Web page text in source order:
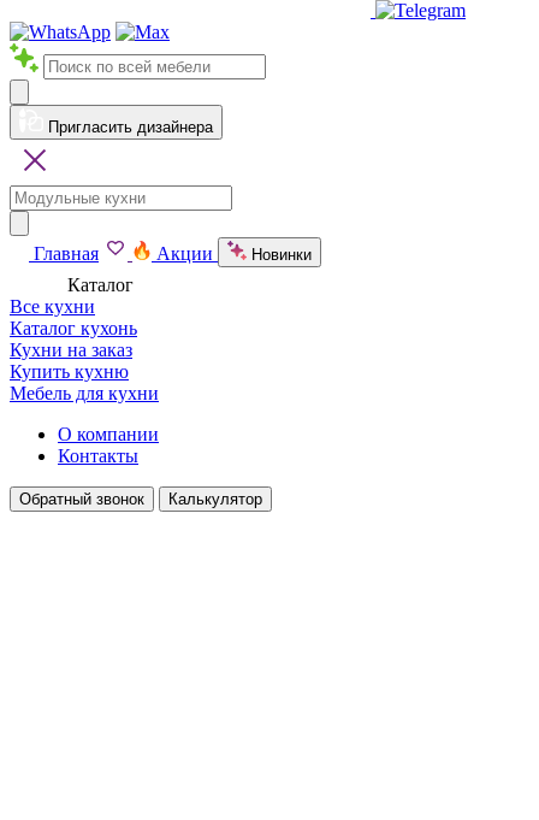
Пригласить дизайнера
Главная Акции Новинки
Каталог
Все кухни
Каталог кухонь
Кухни на заказ
Купить кухню
Мебель для кухни
О компании
Контакты
Обратный звонок Калькулятор